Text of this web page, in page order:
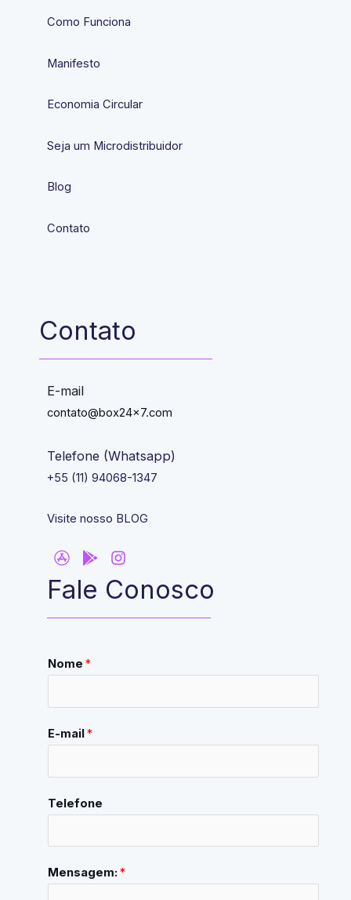
Como Funciona
Manifesto
Economia Circular
Seja um Microdistribuidor
Blog
Contato
Contato
E-mail
contato@box24x7.com
Telefone (Whatsapp)
+55 (11) 94068-1347
Visite nosso BLOG
Fale Conosco
Nome *
E-mail*
Telefone
Mensagem: *